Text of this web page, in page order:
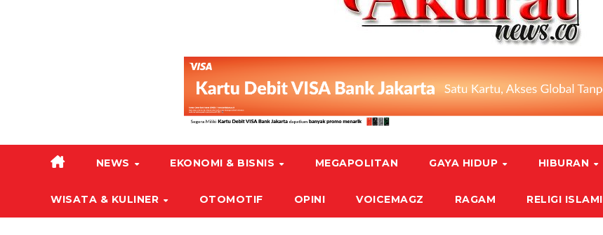
NEWS EKONOMI & BISNIS MEGAPOLITAN GAYA HIDUP HIBURAN
WISATA & KULINER OTOMOTIF OPINI VOICEMAGZ RAGAM RELIGI ISLAMI